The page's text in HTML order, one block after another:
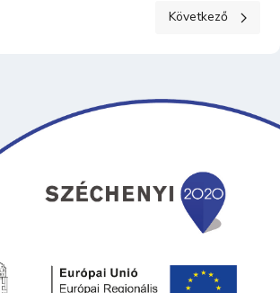
FELHÍVÁS - Lábon álló külterületi
Következő cikk:
Következő